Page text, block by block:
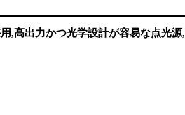
,高出力かつ光学設計が容易な点光源,